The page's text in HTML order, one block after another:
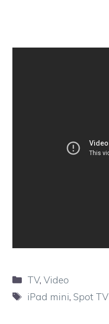
Categorie
TV,Video
Tag
iPad mini,Spot TV